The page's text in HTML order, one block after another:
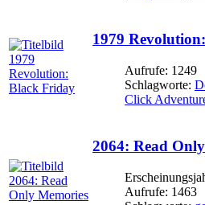
1979
Aufrufe: 1249
Schlagworte:
Click
2064: Read
Aufrufe: 1463